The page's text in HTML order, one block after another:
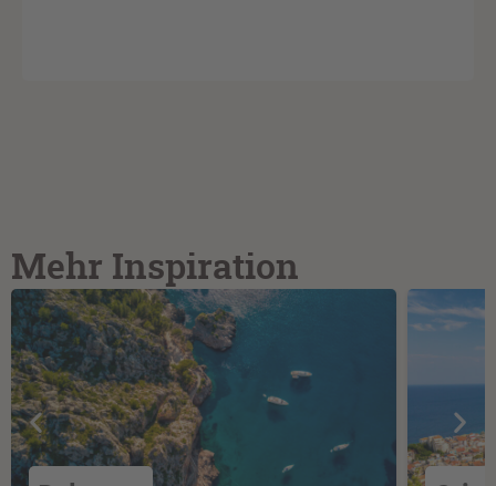
Mehr Inspiration